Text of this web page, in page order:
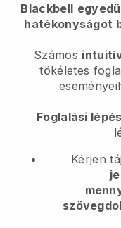
Blackbell
hatékonyságot
Számos
tökéletes
Foglalási
Kérjen